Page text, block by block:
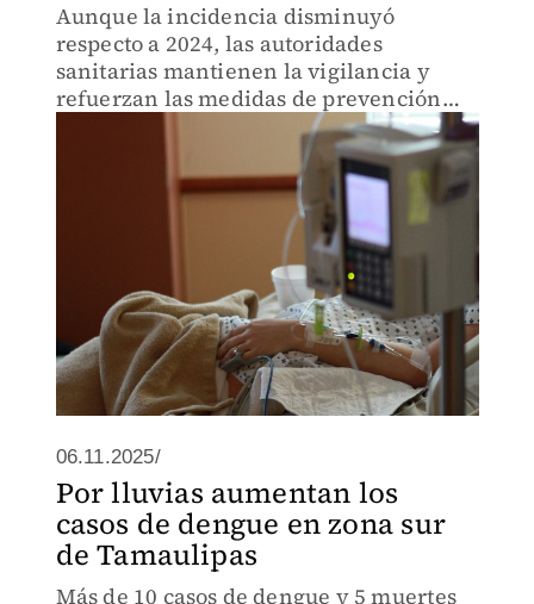
Aunque la incidencia disminuyó
respecto a 2024, las autoridades
sanitarias mantienen la vigilancia y
refuerzan las medidas de prevención
06.11.2025/
Por lluvias aumentan los
casos de dengue en zona sur
de Tamaulipas
Más de 10 casos de dengue y 5 muertes